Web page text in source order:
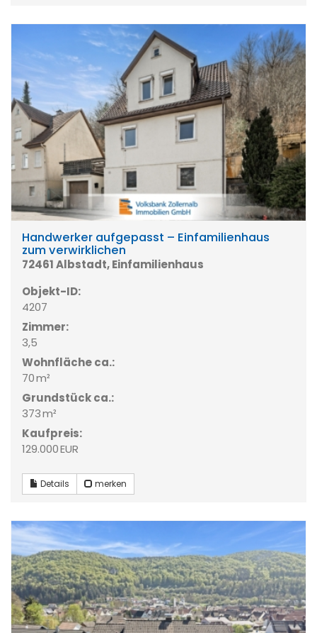
Handwerker aufgepasst – Einfamilienhaus
zum verwirklichen
72461 Albstadt, Einfamilienhaus
Objekt-ID:
4207
Zimmer:
3,5
Wohnfläche ca.:
70 m²
Grund­stück ca.:
373 m²
Kaufpreis:
129.000 EUR
Details merken